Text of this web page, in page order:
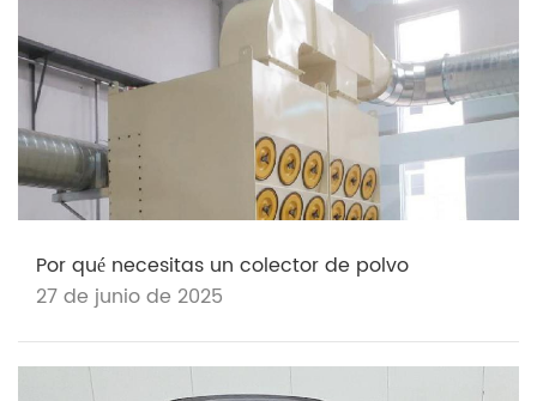
Por qué necesitas un colector de polvo
27 de junio de 2025